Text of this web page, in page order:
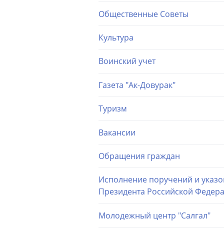
Общественные Советы
Культура
Воинский учет
Газета "Ак-Довурак"
Туризм
Вакансии
Обращения граждан
Исполнение поручений и
Президента Российской
Молодежный центр "Салгал"